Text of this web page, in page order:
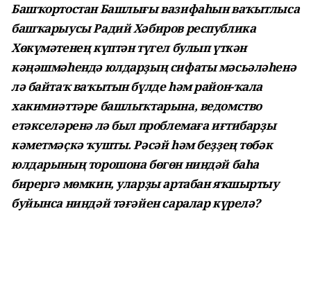
Башҡортостан Башлығы вазифаһын ваҡытлыса
башҡарыусы Радий Хәбиров республика
Хөкүмәтенең күптән түгел булып үткән
кәңәшмәһендә юлдарҙың сифаты мәсьәләһенә
лә байтаҡ ваҡытын бүлде һәм район-ҡала
хакимиәттәре башлыҡтарына, ведомство
етәкселәренә лә был проблемаға иғтибарҙы
кәметмәҫкә ҡушты. Рәсәй һәм беҙҙең төбәк
юлдарының торошона бөгөн ниндәй баһа
бирергә мөмкин, уларҙы артабан яҡшыртыу
буйынса ниндәй тәғәйен саралар күрелә?